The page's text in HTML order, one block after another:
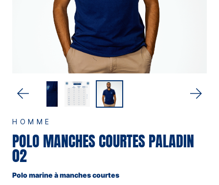
HOMME
POLO MANCHES COURTES PALADIN
02
Polo marine à manches courtes